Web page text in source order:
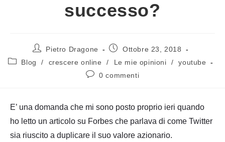
successo?
AutorePietro Dragone
ArticoloOttobre 23, 2018
Categoria
Blog / crescere online / Le mie opinioni /
youtube
Commenti
0 commenti
E’ una domanda che mi sono posto proprio ieri quando
ho letto un articolo su Forbes che parlava di come Twitter
sia riuscito a duplicare il suo valore azionario.